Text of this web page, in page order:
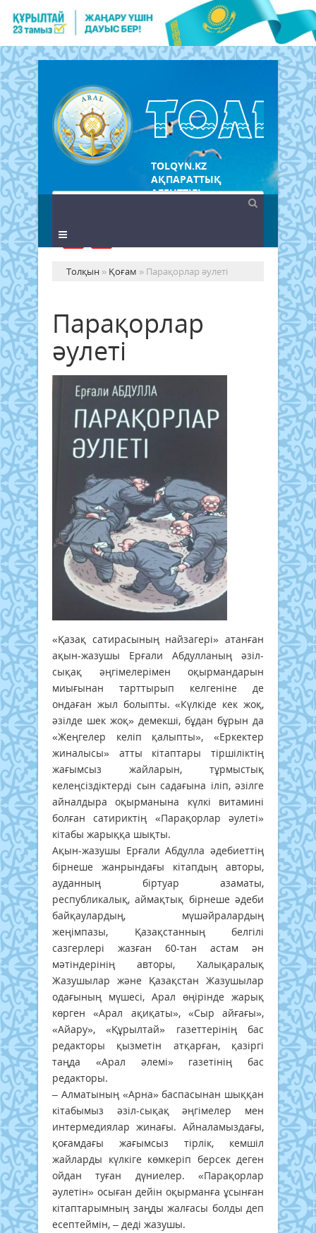
TOLQYN.KZ
АҚПАРАТТЫҚ
АГЕНТТІГІ
Толқын » Қоғам » Парақорлар әулеті
Парақорлар
әулеті
«Қазақ сатирасының найзагері» атанған
ақын-жазушы Ерғали Абдулланың әзіл-
сықақ әңгімелерімен оқырмандарын
миығынан тарттырып келгеніне де
ондаған жыл болыпты. «Күлкіде кек жоқ,
әзілде шек жоқ» демекші, бұдан бұрын да
«Жеңгелер келіп қалыпты», «Еркектер
жиналысы» атты кітаптары тіршіліктің
жағымсыз жайларын, тұрмыстық
келеңсіздіктерді сын садағына іліп, әзілге
айналдыра оқырманына күлкі витамині
болған сатириктің «Парақорлар әулеті»
кітабы жарыққа шықты.
Ақын-жазушы Ерғали Абдулла әдебиеттің
бірнеше жанрындағы кітапдың авторы,
ауданның біртуар азаматы,
республикалық, аймақтық бірнеше әдеби
байқаулардың, мүшәйралардың
жеңімпазы, Қазақстанның белгілі
сазгерлері жазған 60-тан астам ән
мәтіндерінің авторы, Халықаралық
Жазушылар және Қазақстан Жазушылар
одағының мүшесі, Арал өңірінде жарық
көрген «Арал ақиқаты», «Сыр айғағы»,
«Айару», «Құрылтай» газеттерінің бас
редакторы қызметін атқарған, қазіргі
таңда «Арал әлемі» газетінің бас
редакторы.
– Алматының «Арна» баспасынан шыққан
кітабымыз әзіл-сықақ әңгімелер мен
интермедиялар жинағы. Айналамыздағы,
қоғамдағы жағымсыз тірлік, кемшіл
жайларды күлкіге көмкеріп берсек деген
ойдан туған дүниелер. «Парақорлар
әулетін» осыған дейін оқырманға ұсынған
кітаптарымның заңды жалғасы болды деп
есептеймін, – деді жазушы.